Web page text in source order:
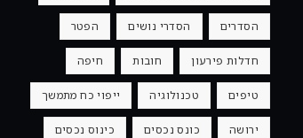
הסדרים הסדרי נושים הפטר
חדלות פירעון חובות חיפה
טיפים טכנולוגיה ייפוי כח מתמשך
ירושה כונס נכסים כינוס נכסים